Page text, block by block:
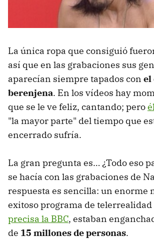
La única ropa que consiguió
así que en las grabaciones sus
aparecían siempre tapados con el
berenjena. En los vídeos hay
que se le ve feliz, cantando; pero
"la mayor parte" del tiempo que
encerrado sufría.
La gran pregunta es… ¿Todo eso
se hacía con las grabaciones de
respuesta es sencilla: un enorme
exitoso programa de
precisa la BBC, estaban
de 15 millones de personas.